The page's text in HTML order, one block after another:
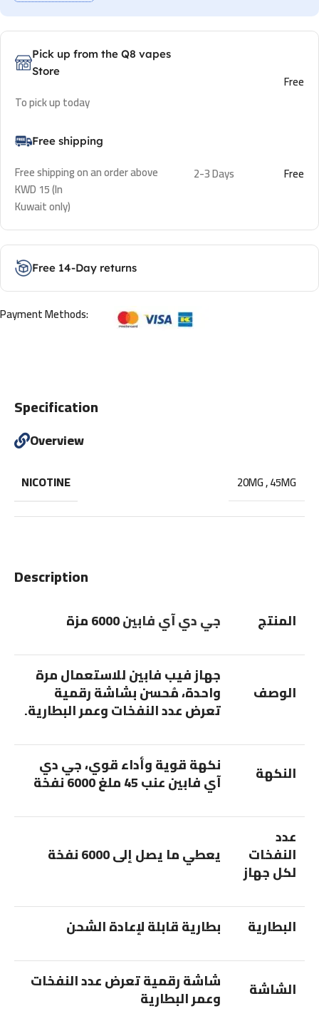
Pick up from the Q8 vapes
Store
To pick up today
Free
Free shipping
Free shipping on an order above
KWD 15 (In
Kuwait only)
2-3 Days Free
Free 14-Day returns
Payment Methods:
Description
المنتج جي دي آي فابين
الوصف
جهاز فيب فابين للاستعمال مرة
واحدة، مُحسن بشاشة رقمية
تعرض عدد النفخات وعمر البطارية.
النكهة نكهة قوية وأداء قوي، جي دي
آي فابين عنب 45 ملغ 6000 نفخة
عدد
النفخات
لكل جهاز
يعطي ما يصل إلى 6000 نفخة
البطارية بطارية قابلة لإعادة الشحن
الشاشة شاشة رقمية تعرض عدد النفخات
وعمر البطارية
Specification
Overview
NICOTINE 20MG,45MG